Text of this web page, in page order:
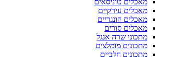
מאכלים טוניסאים
מאכלים עירקיים
מאכלים הונגריים
מאכלים סורים
מתכוני שרה אנגל
מתכונים מומלצים
מתכונים חלביים